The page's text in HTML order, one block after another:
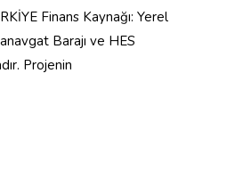
Finans Kaynağı: Yerel
Barajı ve HES
Projenin